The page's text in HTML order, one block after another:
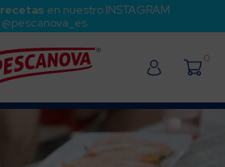
recetas en nuestro INSTAGRAM
@pescanova_es
0